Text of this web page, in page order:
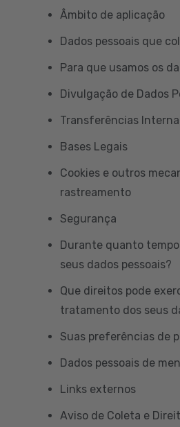
Âmbito de aplicação
Dados pessoais que
Para que usamos os
Divulgação de Dados
Transferências
Bases Legais
Cookies e outros
rastreamento
Segurança
Durante quanto
seus dados pessoais?
Que direitos pode
tratamento dos seus
Suas preferências de
Dados pessoais de
Links externos
Aviso de Coleta e